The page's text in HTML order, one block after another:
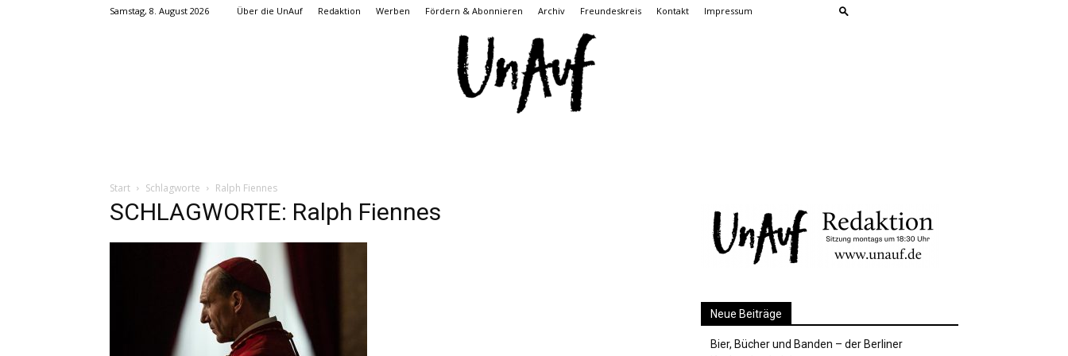
Samstag, 8. August 2026 Über die UnAuf Redaktion Werben Fördern & Abonnieren Archiv Freundeskreis Kontakt Impressum
Start Schlagworte Ralph Fiennes
SCHLAGWORTE: Ralph Fiennes
Neue Beiträge
Bier, Bücher und Banden – der Berliner